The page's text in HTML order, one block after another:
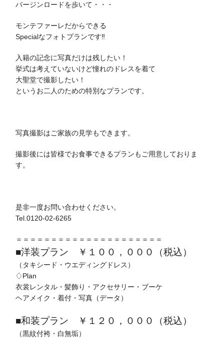
バージンロードを歩いて・・・
モンテファーレだからできる
Specialなフォトプランです‼
入籍の記念に写真だけは残したい！
挙式は考えていないけど憧れのドレスを着て
大聖堂で撮影したい！
というお二人のための特別なプランです。
写真撮影はご家族の見学もできます。
撮影後には皆様でお食事できるプランもご用意しておりま
す。
是非一度お問い合わせください。
Tel.0120-02-6265
＝＝＝＝＝＝＝＝＝＝＝＝＝＝＝＝＝＝＝＝＝
■洋装プラン ￥１００，０００（税込）
（タキシード・ウエディングドレス）
♢Plan
衣裳レンタル・髪飾り・アクセサリー・ブーケ
ヘアメイク・着付・写真（データ）
■和装プラン ￥１２０，０００（税込）
（黒紋付袴・白無垢）